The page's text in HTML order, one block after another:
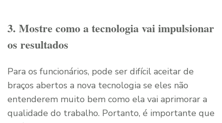
3. Mostre como a tecnologia vai impulsionar
os resultados
Para os funcionários, pode ser difícil aceitar de
braços abertos a nova tecnologia se eles não
entenderem muito bem como ela vai aprimorar a
qualidade do trabalho. Portanto, é importante que